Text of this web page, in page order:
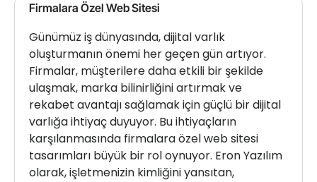
Firmalara Özel Web Sitesi
Günümüz iş dünyasında, dijital varlık
oluşturmanın önemi her geçen gün artıyor.
Firmalar, müşterilere daha etkili bir şekilde
ulaşmak, marka bilinirliğini artırmak ve
rekabet avantajı sağlamak için güçlü bir dijital
varlığa ihtiyaç duyuyor. Bu ihtiyaçların
karşılanmasında firmalara özel web sitesi
tasarımları büyük bir rol oynuyor. Eron Yazılım
olarak, işletmenizin kimliğini yansıtan,